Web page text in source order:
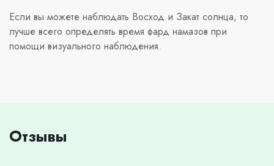
Если вы можете наблюдать Восход и Закат солнца, то
лучше всего определять время фард намазов при
помощи визуального наблюдения.
Отзывы